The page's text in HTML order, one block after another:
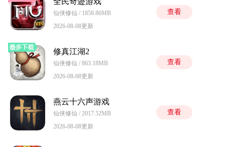
仙侠修仙 / 1858.86MB
2026-08-08更新
查看
修真江湖2
仙侠修仙 / 863.18MB
2026-08-08更新
查看
燕云十六声游戏
仙侠修仙 / 2017.52MB
2026-08-08更新
查看